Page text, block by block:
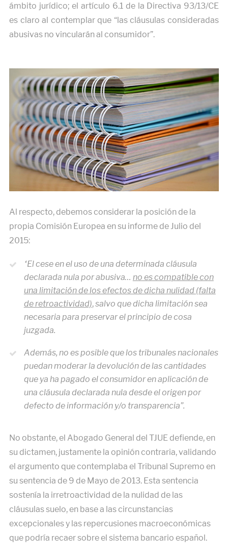
ámbito jurídico; el artículo 6.1 de la Directiva 93/13/CE
es claro al contemplar que “las cláusulas consideradas
abusivas no vincularán al consumidor”.
Al respecto, debemos considerar la posición de la
propia Comisión Europea en su informe de Julio del
2015:
“El cese en el uso de una determinada cláusula
declarada nula por abusiva… no es compatible con
una limitación de los efectos de dicha nulidad (falta
de retroactividad),salvo que dicha limitación sea
necesaria para preservar el principio de cosa
juzgada.
Además, no es posible que los tribunales nacionales
puedan moderar la devolución de las cantidades
que ya ha pagado el consumidor en aplicación de
una cláusula declarada nula desde el origen por
defecto de información y/o transparencia”.
No obstante, el Abogado General del TJUE defiende, en
su dictamen, justamente la opinión contraria, validando
el argumento que contemplaba el Tribunal Supremo en
su sentencia de 9 de Mayo de 2013. Esta sentencia
sostenía la irretroactividad de la nulidad de las
cláusulas suelo, en base a las circunstancias
excepcionales y las repercusiones macroeconómicas
que podría recaer sobre el sistema bancario español.